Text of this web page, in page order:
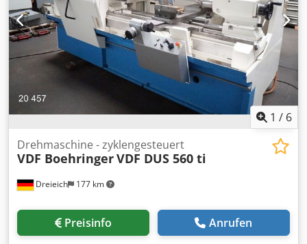
1 / 6
Dreieich 177 km
Drehmaschine - zyklengesteuert
VDF BoehringerVDF DUS 560 ti
Preisinfo Anrufen